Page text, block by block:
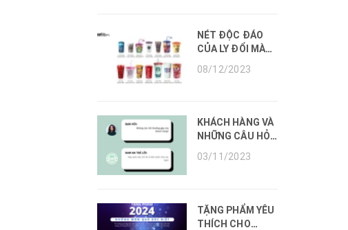
NÉT ĐỘC ĐÁO
CỦA LY ĐỔI MÀU
TẶNG NAM AN
08/12/2023
KHÁCH HÀNG VÀ
NHỮNG CÂU HỎI
THƯỜNG GẶP
03/11/2023
TẶNG PHẨM YÊU
THÍCH CHO